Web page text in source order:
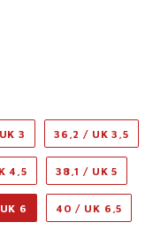
3 36,2 / UK 3,5
4,5 38,1 / UK 5
6 40 / UK 6,5